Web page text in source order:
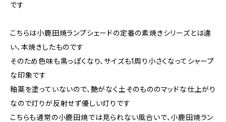
です
こちらは小鹿田焼ランプシェードの定番の素焼きシリーズとは違
い、本焼きしたものです
そのため色味も黒っぽくなり、サイズも1周り小さくなってシャープ
な印象です
釉薬を塗っていないので、艶がなく土そのもののマッドな仕上がり
なので灯りが反射せず優しい灯りです
こちらも通常の小鹿田焼では見られない風合いで、小鹿田焼ラン